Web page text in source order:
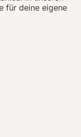
für deine eigene